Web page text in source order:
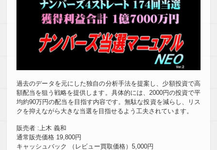
過去のデータを元にした独自の分析手法を提案し、少額投資で高
額配当を狙う戦略を提供します。具体的には、2000円の投資で平
均約90万円の配当を目指す内容です。無駄な投資を減らし、リス
クを抑えながら大きな当選を目指せるよう工夫されています。
販売者 :上木 義和
通常販売価格 19,800円
キャッシュバック （レビュー買取価格）5,000円